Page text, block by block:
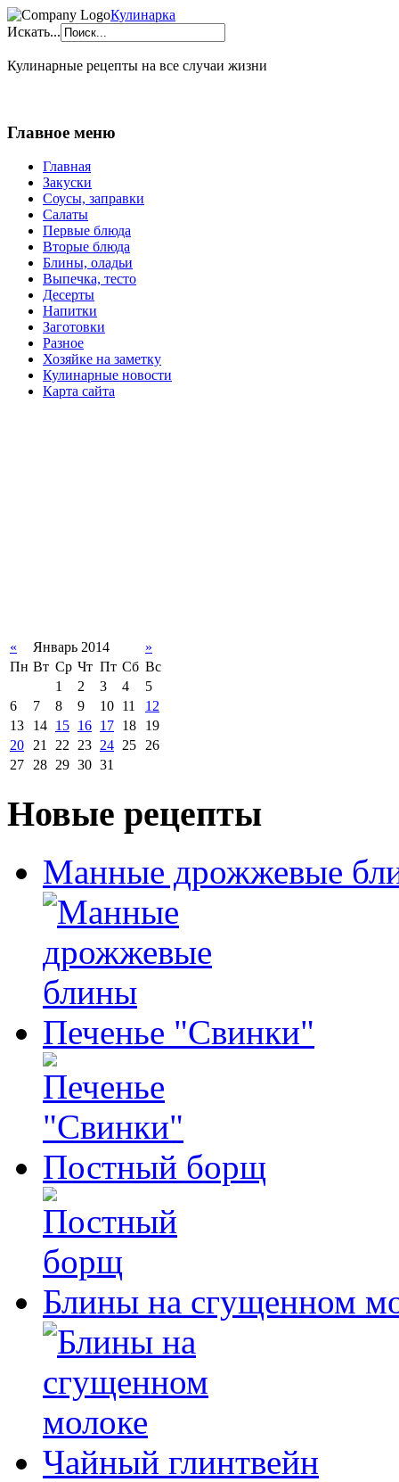
Кулинарка
Искать...
Кулинарные рецепты на все случаи жизни
Главное меню
Главная
Закуски
Соусы, заправки
Салаты
Первые блюда
Вторые блюда
Блины, оладьи
Выпечка, тесто
Десерты
Напитки
Заготовки
Разное
Хозяйке на заметку
Кулинарные новости
Карта сайта
« Январь 2014
»
Пн Вт Ср Чт Пт Сб Вс
1
2 3 4
5
6
7 8 9 10 11
12
13
14 15 16 17 18
19
20 21 22 23 24 25 26
27 28 29 30 31
Новые рецепты
Манные дрожжевые
Печенье "Свинки"
Постный борщ
Блины на сгущенном
Чайный глинтвейн